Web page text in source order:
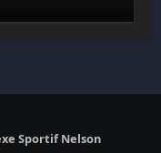
Sportif Nelson